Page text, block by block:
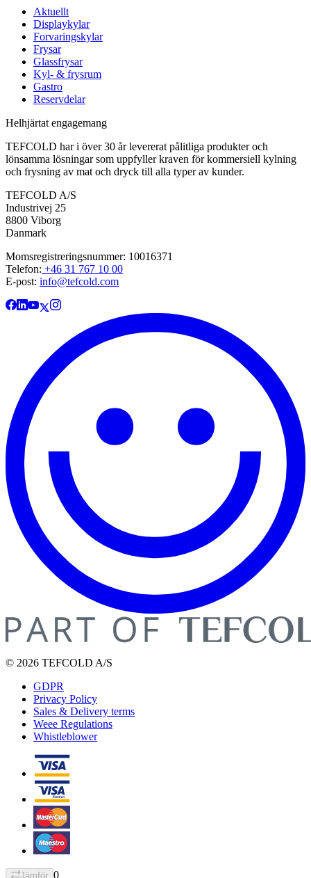
Aktuellt
Displaykylar
Forvaringskylar
Frysar
Glassfrysar
Kyl- & frysrum
Gastro
Reservdelar
Helhjärtat engagemang
TEFCOLD har i över 30 år levererat pålitliga produkter och
lönsamma lösningar som uppfyller kraven för kommersiell kylning
och frysning av mat och dryck till alla typer av kunder.
TEFCOLD A/S
Industrivej 25
8800 Viborg
Danmark
Momsregistreringsnummer: 10016371
Telefon: +46 31 767 10 00
E-post: info@tefcold.com
© 2026 TEFCOLD A/S
GDPR
Privacy Policy
Sales & Delivery terms
Weee Regulations
Whistleblower
Jämför 0